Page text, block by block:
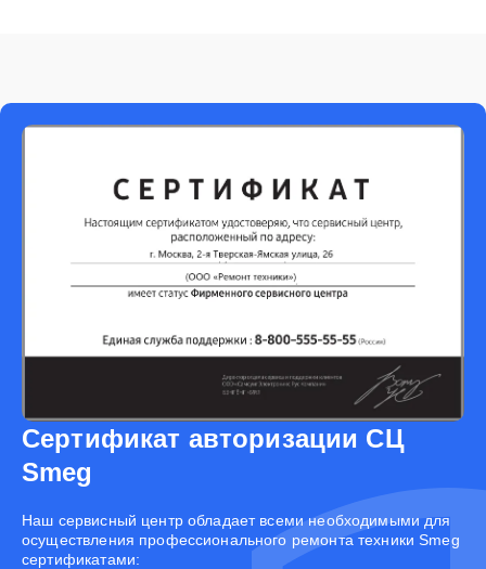
Сертификат авторизации СЦ
Smeg
Наш сервисный центр обладает всеми необходимыми для
осуществления профессионального ремонта техники Smeg
сертификатами: